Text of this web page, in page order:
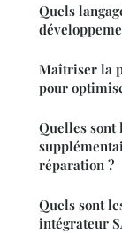
Quels
Maîtriser la
pour
Quelles sont
réparation ?
Quels sont
intégrateur